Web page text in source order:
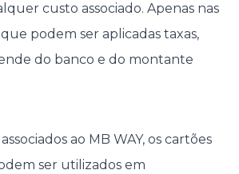
custo associado. Apenas nas
podem ser aplicadas taxas,
do banco e do montante
ao MB WAY, os cartões
ser utilizados em